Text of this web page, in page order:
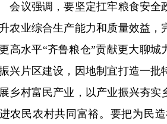
议强调，要坚定扛牢粮食安全
农业综合生产能力和质量效益
高水平“齐鲁粮仓”贡献更大聊
兴片区建设，因地制宜打造一批
乡村富民产业，以产业振兴夯实
农民农村共同富裕。要把为民